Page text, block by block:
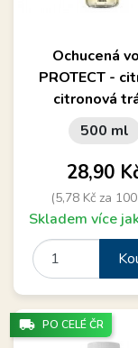
Ochucená
PROTECT -
citronová
500 ml
Cena
28,90
(5,78 Kč za
Skladem více
local_shipping PO CELÉ ČR